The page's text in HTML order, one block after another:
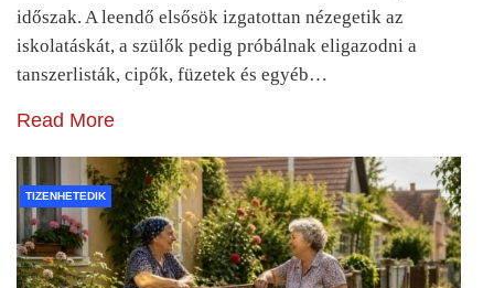
időszak. A leendő elsősök izgatottan nézegetik az
iskolatáskát, a szülők pedig próbálnak eligazodni a
tanszerlisták, cipők, füzetek és egyéb…
Read More
TIZENHETEDIK